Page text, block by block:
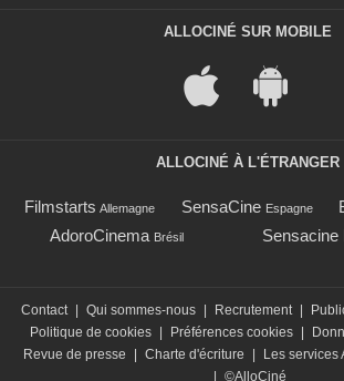
ALLOCINÉ SUR MOBILE
ALLOCINÉ À L'ÉTRANGER
Filmstarts Allemagne SensaCine Espagne
AdoroCinema Brésil Sensacine
Contact Qui sommes-nous Recrutement
Politique de cookies
Préférences cookies
Revue de presse
Charte d'écriture Les services
©AlloCiné